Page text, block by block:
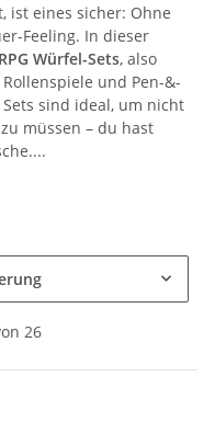
ist eines sicher: Ohne
Feeling. In dieser
Würfel-Sets, also
und Pen-&-
sind ideal, um nicht
müssen – du hast
...
26